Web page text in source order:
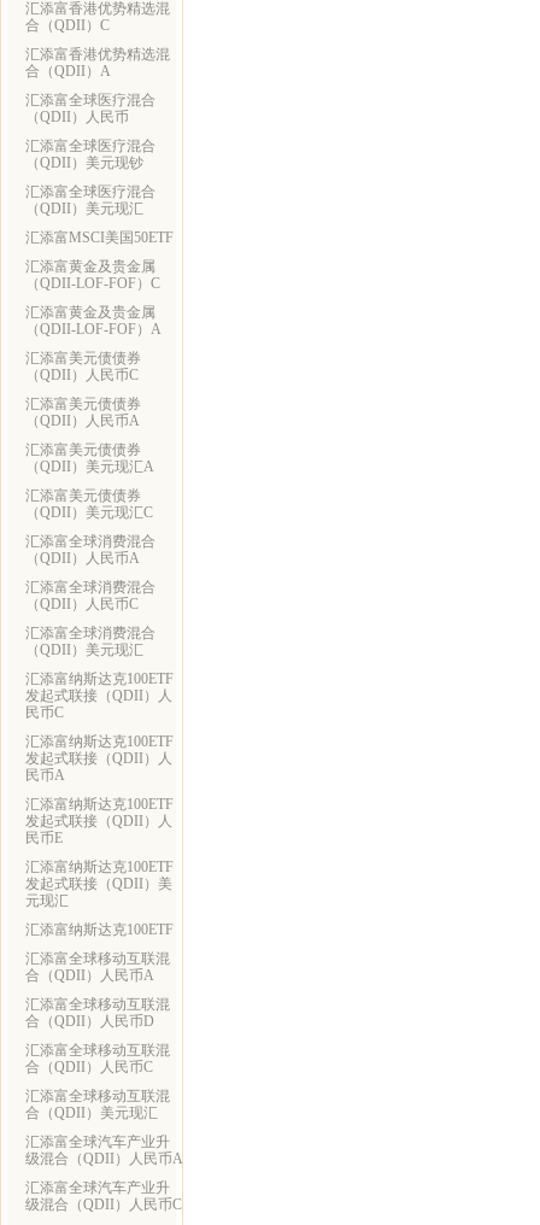
汇添富香港优势精选混
合（QDII）C
汇添富香港优势精选混
合（QDII）A
汇添富全球医疗混合
（QDII）人民币
汇添富全球医疗混合
（QDII）美元现钞
汇添富全球医疗混合
（QDII）美元现汇
汇添富MSCI美国50ETF
汇添富黄金及贵金属
（QDII-LOF-FOF）C
汇添富黄金及贵金属
（QDII-LOF-FOF）A
汇添富美元债债券
（QDII）人民币C
汇添富美元债债券
（QDII）人民币A
汇添富美元债债券
（QDII）美元现汇A
汇添富美元债债券
（QDII）美元现汇C
汇添富全球消费混合
（QDII）人民币A
汇添富全球消费混合
（QDII）人民币C
汇添富全球消费混合
（QDII）美元现汇
汇添富纳斯达克100ETF
发起式联接（QDII）人
民币C
汇添富纳斯达克100ETF
发起式联接（QDII）人
民币A
汇添富纳斯达克100ETF
发起式联接（QDII）人
民币E
汇添富纳斯达克100ETF
发起式联接（QDII）美
元现汇
汇添富纳斯达克100ETF
汇添富全球移动互联混
合（QDII）人民币A
汇添富全球移动互联混
合（QDII）人民币D
汇添富全球移动互联混
合（QDII）人民币C
汇添富全球移动互联混
合（QDII）美元现汇
汇添富全球汽车产业升
级混合（QDII）人民币A
汇添富全球汽车产业升
级混合（QDII）人民币C